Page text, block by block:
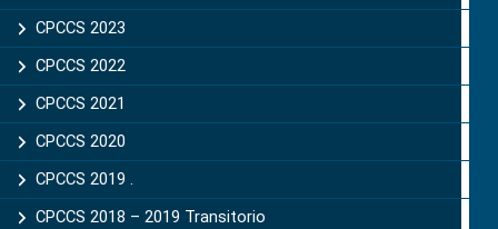
CPCCS 2023
CPCCS 2022
CPCCS 2021
CPCCS 2020
CPCCS 2019 .
CPCCS 2018 – 2019 Transitorio